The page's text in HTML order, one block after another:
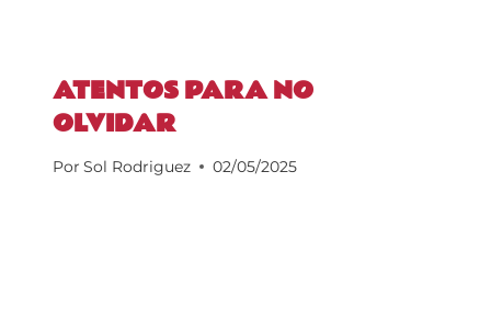
ATENTOS PARA NO
OLVIDAR
Por Sol Rodriguez 02/05/2025